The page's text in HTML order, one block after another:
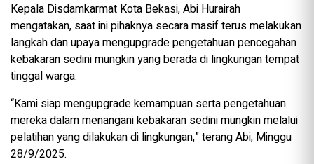
Kepala Disdamkarmat Kota Bekasi, Abi Hurairah
mengatakan, saat ini pihaknya secara masif terus melakukan
langkah dan upaya mengupgrade pengetahuan pencegahan
kebakaran sedini mungkin yang berada di lingkungan tempat
tinggal warga.
“Kami siap mengupgrade kemampuan serta pengetahuan
mereka dalam menangani kebakaran sedini mungkin melalui
pelatihan yang dilakukan di lingkungan,” terang Abi, Minggu
28/9/2025.